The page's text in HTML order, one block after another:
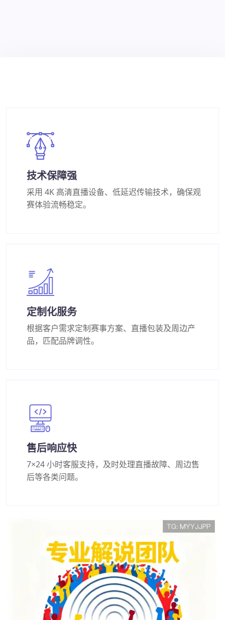
技术保障强
采用 4K 高清直播设备、低延迟传输技术，确保观
赛体验流畅稳定。
定制化服务
根据客户需求定制赛事方案、直播包装及周边产
品，匹配品牌调性。
售后响应快
7×24 小时客服支持，及时处理直播故障、周边售
后等各类问题。